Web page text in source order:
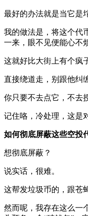
最好的办法就是当它是
我的做法是，将这个代
一来，眼不见便能心不
这就好比大街上有个疯
直接绕道走，别跟他纠
你只要不去点它，不去
记住咯，冷处理，这是
如何彻底屏蔽这些空投
想彻底屏蔽？
说实话，很难。
这帮发垃圾币的，跟苍
然而呢，我存在这么一